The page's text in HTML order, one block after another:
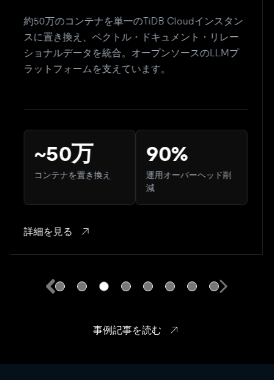
約50万のコンテナを単一のTiDB Cloudインスタン
スに置き換え、ベクトル・ドキュメント・リレー
ショナルデータを統合。オープンソースのLLMプ
ラットフォームを支えています。
~50万
コンテナを置き換え
90%
運用オーバーヘッド削
減
詳細を見る
事例記事を読む